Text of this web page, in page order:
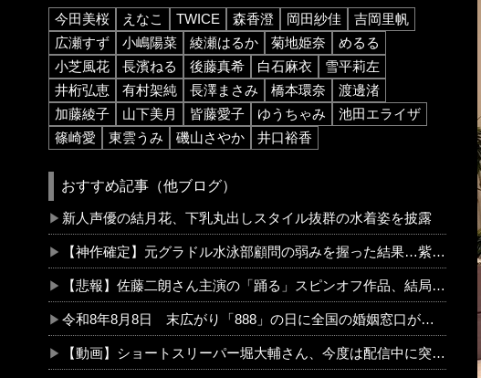
今田美桜 えなこ TWICE 森香澄 岡田紗佳
吉岡里帆
広瀬すず
小嶋陽菜 綾瀬はるか 菊地姫奈
めるる
小芝風花
長濱ねる 後藤真希 白石麻衣
雪平莉左
井桁弘恵
有村架純 長澤まさみ 橋本環奈
渡邊渚
加藤綾子
山下美月 皆藤愛子 ゆうちゃみ
池田エライザ
篠崎愛
東雲うみ 磯山さやか 井口裕香
おすすめ記事（他ブログ）
新人声優の結月花、下乳丸出しスタイル抜群の水着姿を披露
【神作確定】元グラドル水泳部顧問の弱みを握った結果…紫堂るいの布面積限界水着と『屈服セクシース』がグラビア好きの性癖に刺さりすぎる！
【悲報】佐藤二朗さん主演の「踊る」スピンオフ作品、結局撮影中止が決定wwwwwwwwwwww
令和8年8月8日 末広がり「888」の日に全国の婚姻窓口が大行列＆芸能人も結婚ラッシュ
【動画】ショートスリーパー堀大輔さん、今度は配信中に突然号泣「ずっと涙が止まらない」